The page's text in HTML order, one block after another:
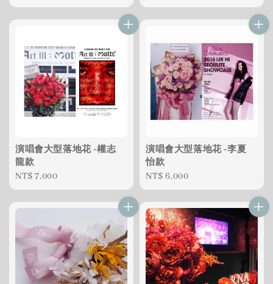
price
演唱會大型落地花 -權志
龍款
Regular
price
NT$ 7,000
演唱會大型落地花 -李夏
怡款
Regular
price
NT$ 6,000